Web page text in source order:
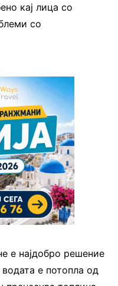
кај лица со
со
е најдобро решение
е потопла од